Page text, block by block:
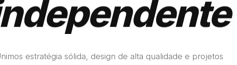
estratégia sólida, design de alta qualidade e projetos